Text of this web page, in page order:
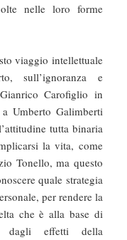
nelle loro forme
viaggio intellettuale
sull’ignoranza e
Carofiglio in
a Umberto Galimberti
tutta binaria
la vita, come
Tonello, ma questo
quale strategia
per rendere la
che è alla base di
dagli effetti della